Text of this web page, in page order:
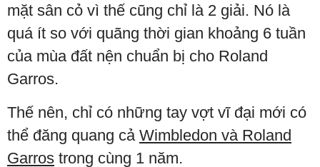
mặt sân cỏ vì thế cũng chỉ là 2 giải. Nó là
quá ít so với quãng thời gian khoảng 6 tuần
của mùa đất nện chuẩn bị cho Roland
Garros.
Thế nên, chỉ có những tay vợt vĩ đại mới có
thể đăng quang cả Wimbledon và Roland
Garros trong cùng 1 năm.